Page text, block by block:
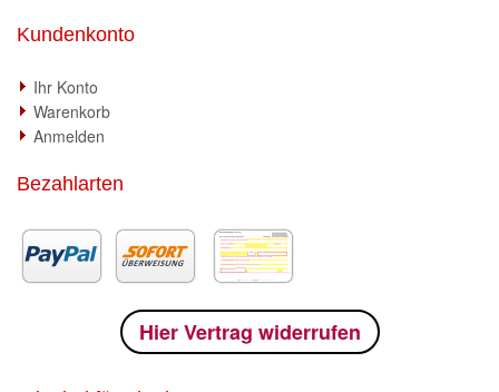
Kundenkonto
Ihr Konto
Warenkorb
Anmelden
Bezahlarten
Hier Vertrag widerrufen